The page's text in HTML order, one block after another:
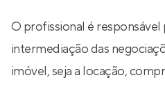
O profissional é responsável
intermediação das
imóvel, seja a locação,